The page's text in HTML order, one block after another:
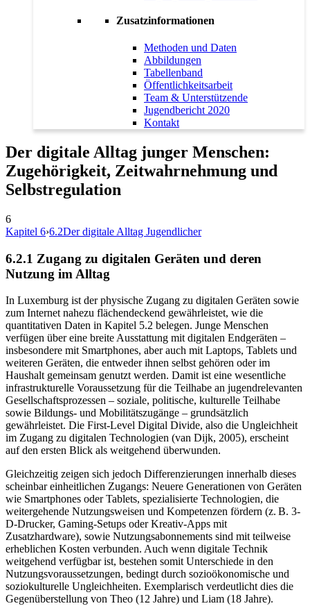
Zusatzinformationen
Methoden und Daten
Abbildungen
Tabellenband
Öffentlichkeitsarbeit
Team & Unterstützende
Jugendbericht 2020
Kontakt
Der digitale Alltag junger Menschen:
Zugehörigkeit, Zeitwahrnehmung und
Selbstregulation
6
Kapitel 6›6.2Der digitale Alltag Jugendlicher
6.2.1 Zugang zu digitalen Geräten und deren
Nutzung im Alltag
In Luxemburg ist der physische Zugang zu digitalen Geräten sowie
zum Internet nahezu flächendeckend gewährleistet, wie die
quantitativen Daten in Kapitel 5.2 belegen. Junge Menschen
verfügen über eine breite Ausstattung mit digitalen Endgeräten –
insbesondere mit Smartphones, aber auch mit Laptops, Tablets und
weiteren Geräten, die entweder ihnen selbst gehören oder im
Haushalt gemeinsam genutzt werden. Damit ist eine wesentliche
infrastrukturelle Voraussetzung für die Teilhabe an jugendrelevanten
Gesellschaftsprozessen – soziale, politische, kulturelle Teilhabe
sowie Bildungs- und Mobilitätszugänge – grundsätzlich
gewährleistet. Die First-Level Digital Divide, also die Ungleichheit
im Zugang zu digitalen Technologien (van Dijk, 2005), erscheint
auf den ersten Blick als weitgehend überwunden.
Gleichzeitig zeigen sich jedoch Differenzierungen innerhalb dieses
scheinbar einheitlichen Zugangs: Neuere Generationen von Geräten
wie Smartphones oder Tablets, spezialisierte Technologien, die
weitergehende Nutzungsweisen und Kompetenzen fördern (z. B. 3-
D-Drucker, Gaming-Setups oder Kreativ-Apps mit
Zusatzhardware), sowie Nutzungsabonnements sind mit teilweise
erheblichen Kosten verbunden. Auch wenn digitale Technik
weitgehend verfügbar ist, bestehen somit Unterschiede in den
Nutzungsvoraussetzungen, bedingt durch sozioökonomische und
soziokulturelle Ungleichheiten. Exemplarisch verdeutlicht dies die
Gegenüberstellung von Theo (12 Jahre) und Liam (18 Jahre).